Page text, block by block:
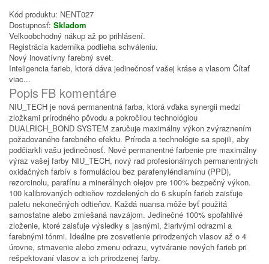
Kód produktu: NENT027
Dostupnosť: Skladom
Veľkoobchodný nákup až po prihlásení.
Registrácia kaderníka podlieha schváleniu.
Nový inovatívny farebný svet.
Inteligencia farieb, ktorá dáva jedinečnosť vašej kráse a vlasom Čítať
viac...
Popis FB komentáre
NIU_TECH je nová permanentná farba, ktorá vďaka synergii medzi
zložkami prírodného pôvodu a pokročilou technológiou
DUALRICH_BOND SYSTEM zaručuje maximálny výkon zvýraznením
požadovaného farebného efektu. Príroda a technológie sa spojili, aby
podčiarkli vašu jedinečnosť. Nové permanentné farbenie pre maximálny
výraz vašej farby NIU_TECH, nový rad profesionálnych permanentných
oxidačných farbív s formuláciou bez parafenyléndiamínu (PPD),
rezorcinolu, parafínu a minerálnych olejov pre 100% bezpečný výkon.
100 kalibrovaných odtieňov rozdelených do 6 skupín farieb zaisťuje
paletu nekonečných odtieňov. Každá nuansa môže byť použitá
samostatne alebo zmiešaná navzájom. Jedinečné 100% spoľahlivé
zloženie, ktoré zaisťuje výsledky s jasnými, žiarivými odrazmi a
farebnými tónmi. Ideálne pre zosvetlenie prirodzených vlasov až o 4
úrovne, stmavenie alebo zmenu odrazu, vytváranie nových farieb pri
rešpektovaní vlasov a ich prirodzenej farby.